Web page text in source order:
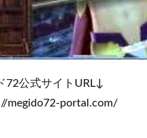
72公式サイトURL↓
megido72-portal.com/